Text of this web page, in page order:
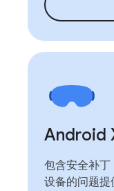
Android
包含安全补丁
设备的问题提